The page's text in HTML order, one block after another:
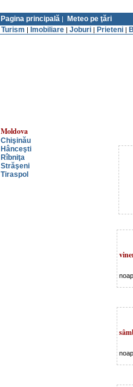
Pagina principală |
Meteo pe ţări
Turism | Imobiliare | Joburi | Prieteni |
Moldova
Chişinău
Hânceşti
Rîbniţa
Străşeni
Tiraspol